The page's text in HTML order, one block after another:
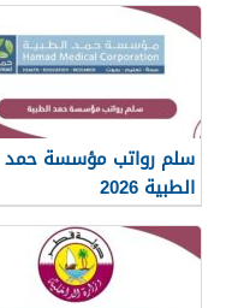
سلم رواتب مؤسسة حمد
الطبية 2026